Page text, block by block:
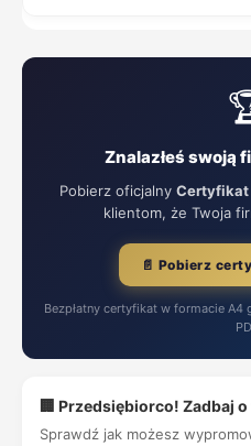
Znalazłeś swoją
Pobierz oficjalny Certyfikat
klientom, że Twoja
📄 Pobierz
Bezpłatny certyfikat w formacie
🏢 Przedsiębiorco! Zadbaj
Sprawdź jak możesz